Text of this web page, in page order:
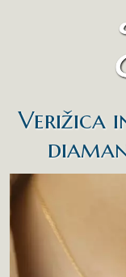
Verižica